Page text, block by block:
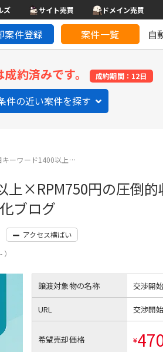
ズ サイト売買 ドメイン売買
案件登録 案件一覧 自
約済みです。 成約期間：12日
件の近い案件を探す
キーワード1400以上…
上×RPM750円の圧倒
ブログ
アクセス横ばい
譲渡対象物の名称 交渉開
URL 交渉開
希望売却価格 ¥